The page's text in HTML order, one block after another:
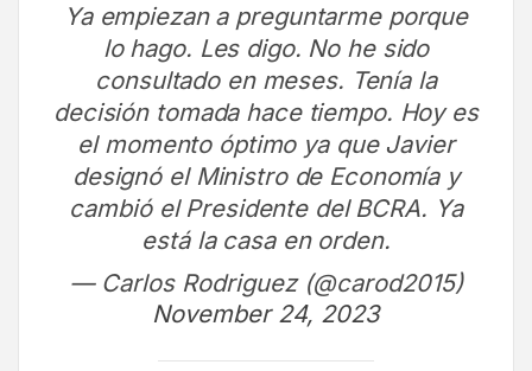
Ya empiezan a preguntarme porque
lo hago. Les digo. No he sido
consultado en meses. Tenía la
decisión tomada hace tiempo. Hoy es
el momento óptimo ya que Javier
designó el Ministro de Economía y
cambió el Presidente del BCRA. Ya
está la casa en orden.
— Carlos Rodriguez (@carod2015)
November 24, 2023